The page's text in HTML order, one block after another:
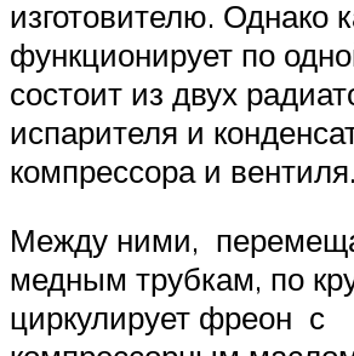
изготовителю. Однако
функционирует по
состоит из двух
испарителя и
компрессора и вентиля.
Между ними,
медным трубкам, по
циркулирует фреон с